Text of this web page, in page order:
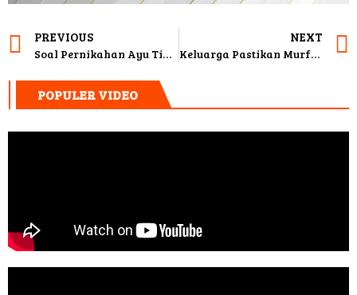
PREVIOUS
Soal Pernikahan Ayu Ting Ting dan Adit Jayusman, Ini Kata Humas KUA
NEXT
Keluarga Pastikan Murfi Sembako Meninggal Lantaran Penyakit Jantung, Bukan Terpapar Virus Covid-19
POPULER VIDEO